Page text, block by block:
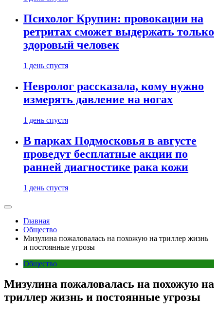
Психолог Крупин: провокации на
ретритах сможет выдержать только
здоровый человек
1 день спустя
Невролог рассказала, кому нужно
измерять давление на ногах
1 день спустя
В парках Подмосковья в августе
проведут бесплатные акции по
ранней диагностике рака кожи
1 день спустя
Главная
Общество
Мизулина пожаловалась на похожую на триллер жизнь
и постоянные угрозы
Общество
Мизулина пожаловалась на похожую на
триллер жизнь и постоянные угрозы